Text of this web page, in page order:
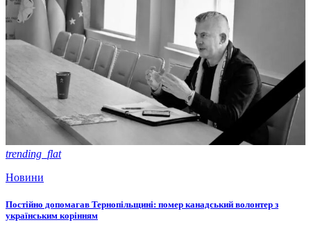
trending_flat
Новини
Постійно допомагав Тернопільщині: помер канадський волонтер з
українським корінням